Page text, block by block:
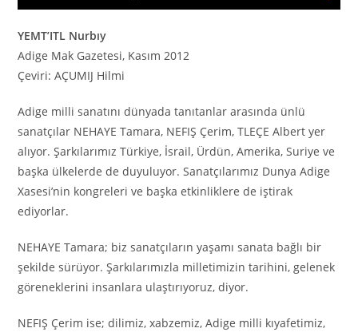
YEMT’ITL Nurbıy
Adige Mak Gazetesi, Kasım 2012
Çeviri: AÇUMIJ Hilmi
Adige milli sanatını dünyada tanıtanlar arasında ünlü
sanatçılar NEHAYE Tamara, NEFIŞ Çerim, TLEÇE Albert yer
alıyor. Şarkılarımız Türkiye, İsrail, Ürdün, Amerika, Suriye ve
başka ülkelerde de duyuluyor. Sanatçılarımız Dunya Adige
Xasesi’nin kongreleri ve başka etkinliklere de iştirak
ediyorlar.
NEHAYE Tamara; biz sanatçıların yaşamı sanata bağlı bir
şekilde sürüyor. Şarkılarımızla milletimizin tarihini, gelenek
göreneklerini insanlara ulaştırıyoruz, diyor.
NEFIŞ Çerim ise; dilimiz, xabzemiz, Adige milli kıyafetimiz,